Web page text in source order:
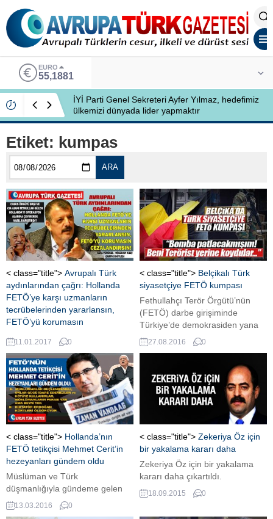
EURO
55,1881
İYİ Parti Genel Sekreteri Ayfer Yılmaz, hedefimiz
ülkemizi dünyada lider yapmaktır
Etiket: kumpas
ARA
< class="title"> Avrupalı Türk
aydınlarından çağrı: Hollanda
FETÖ’ye karşı uzmanların
tecrübelerinden yararlansın,
FETÖ’yü korumasın
Bir araya gelen Türk aydınları,
AVRUPA TÜRK GAZETESİ’ne
konuştu. 'Hollandalı polis
memuru Ayhan Durak davası ve
kumpası'nı değerlendiren
Avrupalı Türk akademisyen Sefa
Yürükel, gündem yaratan çarpıcı
uyarılarda bulundu.
11.01.2017 0
< class="title"> Belçikalı Türk
siyasetçiye FETÖ kumpası
Fethullahçı Terör Örgütü’nün
(FETÖ) darbe girişiminde
Türkiye’de demokrasiden yana
tavır aldığı için Belçika basınının
aleyhinde kampanya başlattığı
Koç, “FETÖ’nün komplolarıyla”
mücadele ediyor. Darbe girişimi
sonrasında Belçika’daki FETÖ
kurumlarını hedef gösterdiği
iddiasıyla partisinin hakkında
soruşturma başlattığı Koç, şimdi
de “bombalı saldırı yapacağı”
iftirası üzerine ifade vermeye
çağrıldı.
27.08.2016 0
< class="title"> Hollanda’nın
FETÖ tetikçisi Mehmet Cerit’in
hezeyanları gündem oldu
Müslüman ve Türk
düşmanlığıyla gündeme gelen
Fethullahçı Terör Örgütü'nün
(FETÖ) Hollanda uzantısı
13.03.2016 0
< class="title"> Zekeriya Öz için
bir yakalama kararı daha
Zekeriya Öz için bir yakalama
kararı daha çıkartıldı.
18.09.2015 0